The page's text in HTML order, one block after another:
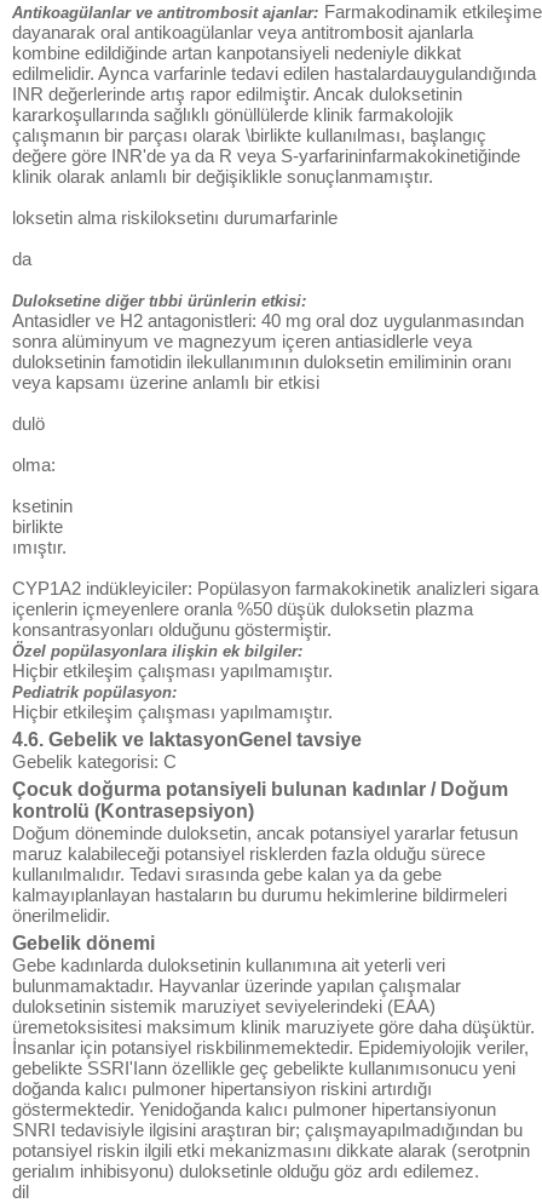
Antikoagülanlar ve antitrombosit ajanlar: Farmakodinamik etkileşime
dayanarak oral antikoagülanlar veya antitrombosit ajanlarla
kombine edildiğinde artan kanpotansiyeli nedeniyle dikkat
edilmelidir. Aynca varfarinle tedavi edilen hastalardauygulandığında
INR değerlerinde artış rapor edilmiştir. Ancak duloksetinin
kararkoşullarında sağlıklı gönüllülerde klinik farmakolojik
çalışmanın bir parçası olarak \birlikte kullanılması, başlangıç
değere göre INR'de ya da R veya S-yarfarininfarmakokinetiğinde
klinik olarak anlamlı bir değişiklikle sonuçlanmamıştır.
loksetin alma riskiloksetinı durumarfarinle
da
Duloksetine diğer tıbbi ürünlerin etkisi:
Antasidler ve H2 antagonistleri: 40 mg oral doz uygulanmasından
sonra alüminyum ve magnezyum içeren antiasidlerle veya
duloksetinin famotidin ilekullanımının duloksetin emiliminin oranı
veya kapsamı üzerine anlamlı bir etkisi
dulö
olma:
ksetinin
birlikte
ımıştır.
CYP1A2 indükleyiciler: Popülasyon farmakokinetik analizleri sigara
içenlerin içmeyenlere oranla %50 düşük duloksetin plazma
konsantrasyonları olduğunu göstermiştir.
Özel popülasyonlara ilişkin ek bilgiler:
Hiçbir etkileşim çalışması yapılmamıştır.
Pediatrik popülasyon:
Hiçbir etkileşim çalışması yapılmamıştır.
4.6. Gebelik ve laktasyonGenel tavsiye
Gebelik kategorisi: C
Çocuk doğurma potansiyeli bulunan kadınlar / Doğum
kontrolü (Kontrasepsiyon)
Doğum döneminde duloksetin, ancak potansiyel yararlar fetusun
maruz kalabileceği potansiyel risklerden fazla olduğu sürece
kullanılmalıdır. Tedavi sırasında gebe kalan ya da gebe
kalmayıplanlayan hastaların bu durumu hekimlerine bildirmeleri
önerilmelidir.
Gebelik dönemi
Gebe kadınlarda duloksetinin kullanımına ait yeterli veri
bulunmamaktadır. Hayvanlar üzerinde yapılan çalışmalar
duloksetinin sistemik maruziyet seviyelerindeki (EAA)
üremetoksisitesi maksimum klinik maruziyete göre daha düşüktür.
İnsanlar için potansiyel riskbilinmemektedir. Epidemiyolojik veriler,
gebelikte SSRI'Iann özellikle geç gebelikte kullanımısonucu yeni
doğanda kalıcı pulmoner hipertansiyon riskini artırdığı
göstermektedir. Yenidoğanda kalıcı pulmoner hipertansiyonun
SNRI tedavisiyle ilgisini araştıran bir; çalışmayapılmadığından bu
potansiyel riskin ilgili etki mekanizmasını dikkate alarak (serotpnin
gerialım inhibisyonu) duloksetinle olduğu göz ardı edilemez.
dil